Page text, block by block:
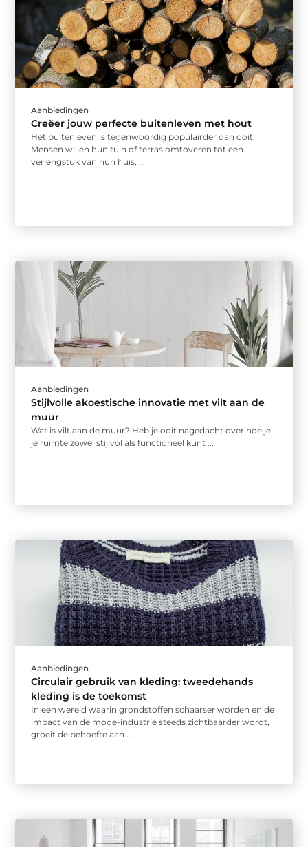
Aanbiedingen
Creëer jouw perfecte buitenleven met hout
Het buitenleven is tegenwoordig populairder dan ooit.
Mensen willen hun tuin of terras omtoveren tot een
verlengstuk van hun huis, ...
Aanbiedingen
Stijlvolle akoestische innovatie met vilt aan de
muur
Wat is vilt aan de muur? Heb je ooit nagedacht over hoe je
je ruimte zowel stijlvol als functioneel kunt ...
Aanbiedingen
Circulair gebruik van kleding: tweedehands
kleding is de toekomst
In een wereld waarin grondstoffen schaarser worden en de
impact van de mode-industrie steeds zichtbaarder wordt,
groeit de behoefte aan ...